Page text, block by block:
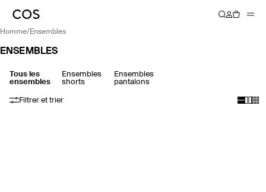
homme/ ensembles
ENSEMBLES
Tous les
ensembles
Ensembles
shorts
Ensembles
pantalons
Filtrer et trier